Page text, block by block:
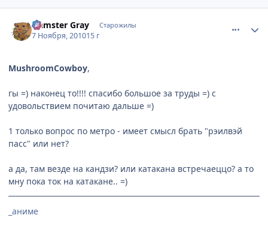
Hamster Gray Старожилы
7 Ноября, 201015 г
MushroomCowboy,
гы =) наконец то!!!! спасибо большое за труды =) с
удовольствием почитаю дальше =)
1 только вопрос по метро - имеет смысл брать "рэилвэй
пасс" или нет?
а да, там везде на кандзи? или катакана встречаеццо? а то
мну пока ток на катакане.. =)
_аниме